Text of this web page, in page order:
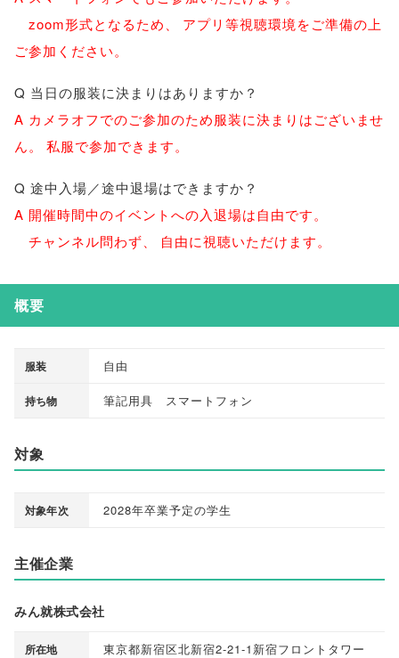
zoom形式となるため、
アプリ等視聴環境をご準備の上
ご参加ください。
Q 当日の服装に決まりはありますか？
A カメラオフでのご参加のため服装に決まりはございませ
ん。 私服で参加できます。
Q 途中入場／途中退場はできますか？
A 開催時間中のイベントへの入退場は自由です。
チャンネル問わず、 自由に視聴いただけます。
概要
服装 自由
持ち物 筆記用具 スマートフォン
対象
対象年次 2028年卒業予定の学生
主催企業
みん就株式会社
所在地
東京都新宿区北新宿2-21-1新宿フロントタワー